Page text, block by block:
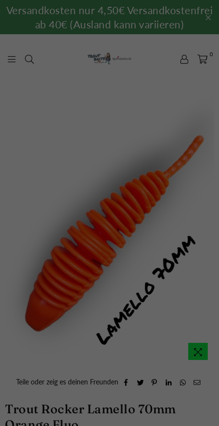
Versandkosten nur 4,50€ Versandkostenfrei
ab 40€ (Ausland kann variieren)
0
Teile oder zeig es deinen Freunden
Trout Rocker Lamello 70mm